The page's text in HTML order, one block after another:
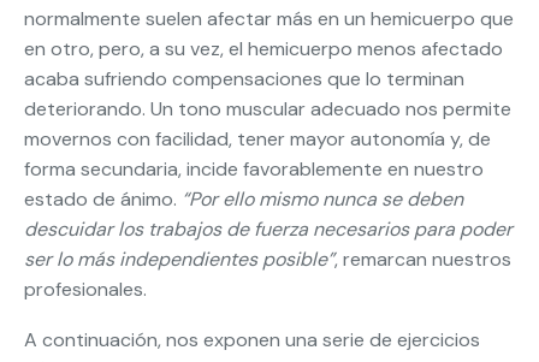
normalmente suelen afectar más en un hemicuerpo que
en otro, pero, a su vez, el hemicuerpo menos afectado
acaba sufriendo compensaciones que lo terminan
deteriorando. Un tono muscular adecuado nos permite
movernos con facilidad, tener mayor autonomía y, de
forma secundaria, incide favorablemente en nuestro
estado de ánimo. “Por ello mismo nunca se deben
descuidar los trabajos de fuerza necesarios para poder
ser lo más independientes posible”, remarcan nuestros
profesionales.
A continuación, nos exponen una serie de ejercicios